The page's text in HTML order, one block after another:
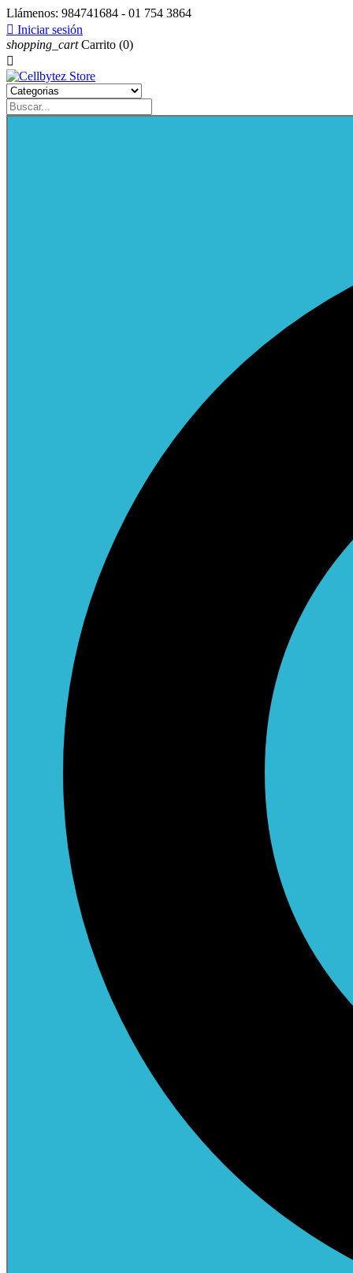
Llámenos: 984741684 - 01 754 3864
 Iniciar sesión
shopping_cart Carrito (0)
